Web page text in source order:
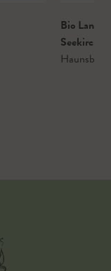
Bio Land
Seekirchen